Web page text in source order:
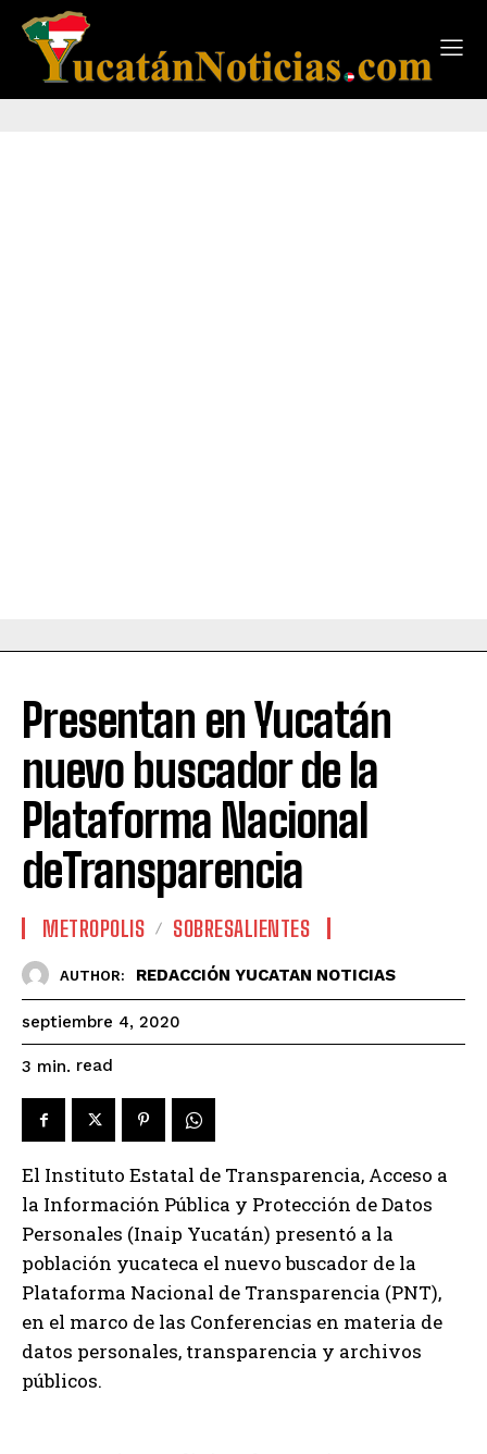
Presentan en Yucatán
nuevo buscador de la
Plataforma Nacional
deTransparencia
METROPOLIS SOBRESALIENTES
AUTHOR: REDACCIÓN YUCATAN NOTICIAS
septiembre 4, 2020
3 min. read
El Instituto Estatal de Transparencia, Acceso a
la Información Pública y Protección de Datos
Personales (Inaip Yucatán) presentó a la
población yucateca el nuevo buscador de la
Plataforma Nacional de Transparencia (PNT),
en el marco de las Conferencias en materia de
datos personales, transparencia y archivos
públicos.